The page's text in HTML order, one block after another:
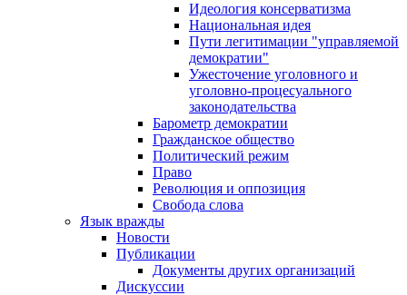
Идеология консерватизма
Национальная идея
Пути легитимации "управляемой
демократии"
Ужесточение уголовного и
уголовно-процесуального
законодательства
Барометр демократии
Гражданское общество
Политический режим
Право
Революция и оппозиция
Свобода слова
Язык вражды
Новости
Публикации
Документы других организаций
Дискуссии